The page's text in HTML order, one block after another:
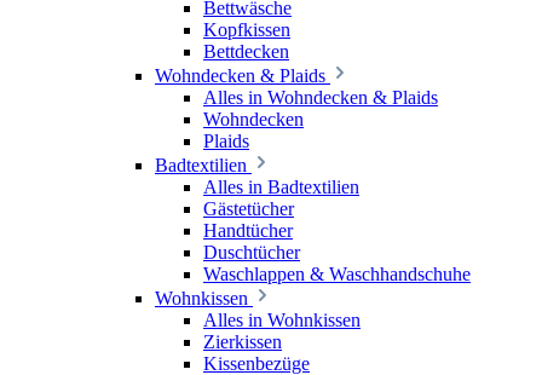
Bettwäsche
Kopfkissen
Bettdecken
Wohndecken & Plaids
Alles in Wohndecken & Plaids
Wohndecken
Plaids
Badtextilien
Alles in Badtextilien
Gästetücher
Handtücher
Duschtücher
Waschlappen & Waschhandschuhe
Wohnkissen
Alles in Wohnkissen
Zierkissen
Kissenbezüge